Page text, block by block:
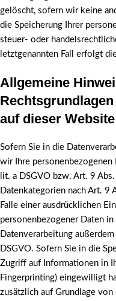
gelöscht, sofern wir keine
die Speicherung Ihrer
steuer- oder
letztgenannten Fall erfolgt
Allgemeine
auf dieser Website
Sofern Sie in die
wir Ihre personenbezogenen
lit. a DSGVO bzw. Art. 9
Datenkategorien nach Art. 9
Falle einer ausdrücklichen
personenbezogener Daten
Datenverarbeitung
DSGVO. Sofern Sie in die
Zugriff auf Informationen in
Fingerprinting) eingewilligt
zusätzlich auf Grundlage